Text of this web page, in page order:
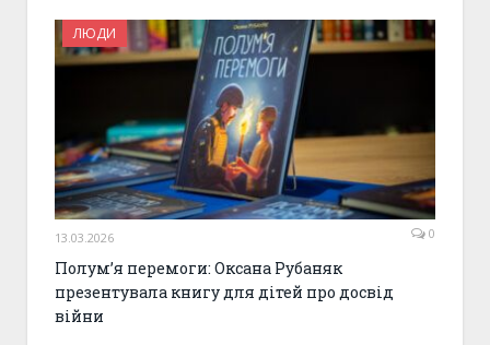
ЛЮДИ
13.03.2026 0
Полумʼя перемоги: Оксана Рубаняк
презентувала книгу для дітей про досвід
війни